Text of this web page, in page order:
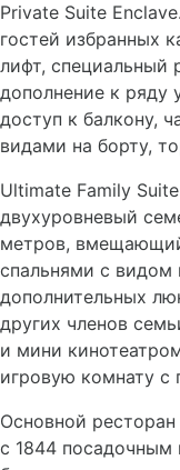
Private Suite
гостей избранных
лифт, специальный
дополнение к ряду
доступ к балкону,
видами на борту,
Ultimate Family
двухуровневый
метров,
спальнями с видом
дополнительных
других членов
и мини
игровую комнату с
Основной
с 1844